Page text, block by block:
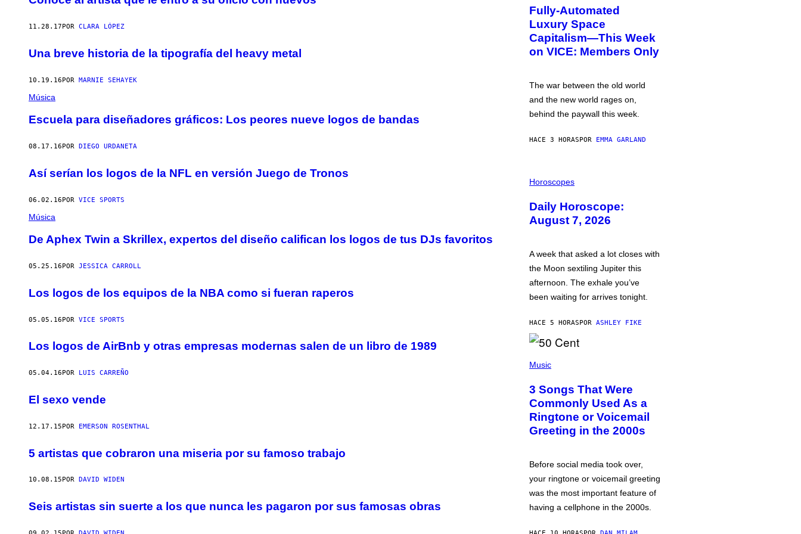
11.28.17 POR CLARA LÓPEZ
Una breve historia de la tipografía del heavy metal
10.19.16POR MARNIE SEHAYEK
Música
Escuela para diseñadores gráficos: Los peores nueve logos de bandas
08.17.16 POR DIEGO URDANETA
Así serían los logos de la NFL en versión Juego de Tronos
06.02.16POR VICE SPORTS
Música
De Aphex Twin a Skrillex, expertos del diseño califican los logos de tus DJs favoritos
05.25.16 POR JESSICA CARROLL
Los logos de los equipos de la NBA como si fueran raperos
05.05.16POR VICE SPORTS
Los logos de AirBnb y otras empresas modernas salen de un libro de 1989
05.04.16 POR LUIS CARREÑO
El sexo vende
12.17.15POR EMERSON ROSENTHAL
5 artistas que cobraron una miseria por su famoso trabajo
10.08.15 POR DAVID WIDEN
Seis artistas sin suerte a los que nunca les pagaron por sus famosas obras
E
:
N
I
K
V
Fully-Automated
Luxury Space
Capitalism—This Week
on VICE: Members Only
The war between the old world
and the new world rages on,
behind the paywall this week.
HACE 3 HORASPOR EMMA GARLAND
L
S
T
R
I
N
Y
R
S
A
.
Horoscopes
Daily Horoscope:
August 7, 2026
A week that asked a lot closes with
the Moon sextiling Jupiter this
afternoon. The exhale you’ve
been waiting for arrives tonight.
HACE 5 HORASPOR ASHLEY FIKE
H
O
B
Y
G
R
E
R
B
J
O
Music
3 Songs That Were
Commonly Used As a
Ringtone or Voicemail
Greeting in the 2000s
Before social media took over,
your ringtone or voicemail greeting
was the most important feature of
having a cellphone in the 2000s.